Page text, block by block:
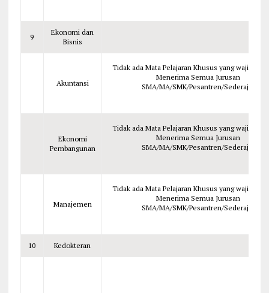
9
Ekonomi dan
Bisnis
Akuntansi
Tidak ada Mata Pelajaran Khusus yang wajib
Menerima Semua Jurusan
SMA/MA/SMK/Pesantren/Sederajat
Ekonomi
Pembangunan
Tidak ada Mata Pelajaran Khusus yang wajib
Menerima Semua Jurusan
SMA/MA/SMK/Pesantren/Sederajat
Manajemen
Tidak ada Mata Pelajaran Khusus yang wajib
Menerima Semua Jurusan
SMA/MA/SMK/Pesantren/Sederajat
10 Kedokteran